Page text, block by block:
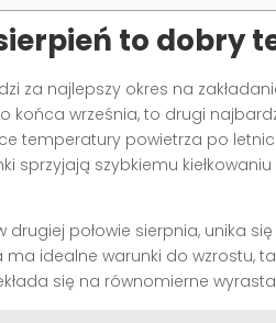
to dobry
za najlepszy okres na
końca września, to drugi
temperatury powietrza po
sprzyjają szybkiemu
drugiej połowie sierpnia, unika
idealne warunki do wzrostu,
się na równomierne